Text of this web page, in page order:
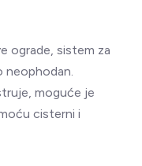
ograde, sistem za
neophodan.
moguće je
cisterni i